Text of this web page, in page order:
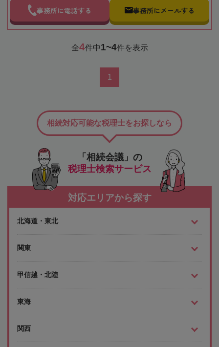
事務所に電話する 事務所にメールする
全4件中1~4件を表示
1
「相続会議」の
税理士検索サービス
相続対応可能な税理士をお探しなら
対応エリアから探す
北海道・東北
関東
甲信越・北陸
東海
関西